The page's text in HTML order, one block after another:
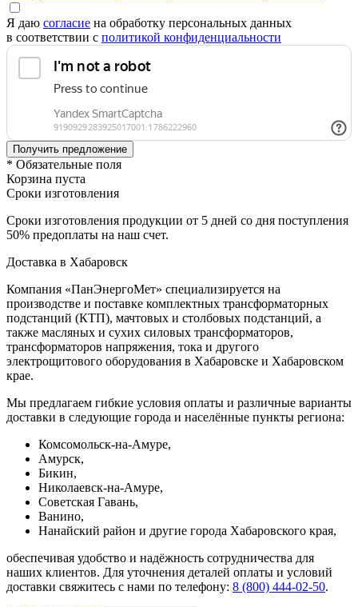
Я даю согласие на обработку персональных данных
в соответствии с политикой конфиденциальности
* Обязательные поля
Корзина пуста
Сроки изготовления
Сроки изготовления продукции от 5 дней со дня поступления
50% предоплаты на наш счет.
Доставка в Хабаровск
Компания «ПанЭнергоМет» специализируется на
производстве и поставке комплектных трансформаторных
подстанций (КТП), мачтовых и столбовых подстанций, а
также масляных и сухих силовых трансформаторов,
трансформаторов напряжения, тока и другого
электрощитового оборудования в Хабаровске и Хабаровском
крае.
Мы предлагаем гибкие условия оплаты и различные варианты
доставки в следующие города и населённые пункты региона:
Комсомольск-на-Амуре,
Амурск,
Бикин,
Николаевск-на-Амуре,
Советская Гавань,
Ванино,
Нанайский район и другие города Хабаровского края,
обеспечивая удобство и надёжность сотрудничества для
наших клиентов. Для уточнения деталей оплаты и условий
доставки свяжитесь с нами по телефону: 8 (800) 444‑02‑50.